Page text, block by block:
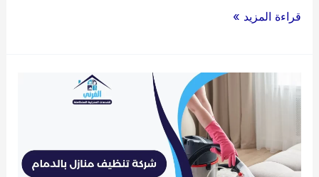
شركة
:
ومحترفة
قراءة المزيد »